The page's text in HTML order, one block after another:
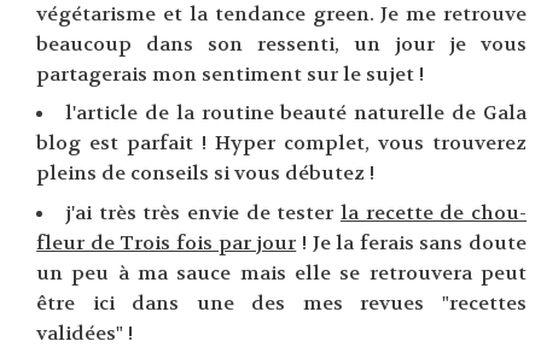
végétarisme et la tendance green. Je me retrouve
beaucoup dans son ressenti, un jour je vous
partagerais mon sentiment sur le sujet !
l'article de la routine beauté naturelle de Gala
blog est parfait ! Hyper complet, vous trouverez
pleins de conseils si vous débutez !
j'ai très très envie de tester la recette de chou-
fleur de Trois fois par jour ! Je la ferais sans doute
un peu à ma sauce mais elle se retrouvera peut
être ici dans une des mes revues "recettes
validées" !